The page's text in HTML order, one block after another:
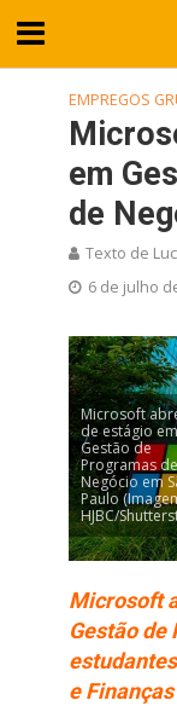
EMPREGOS
em
de
Texto de
6 de julho
Microsoft
de estágio em
Gestão de
Programas de
Negócio em
Paulo
HJBC/
Microsoft
Gestão de
e